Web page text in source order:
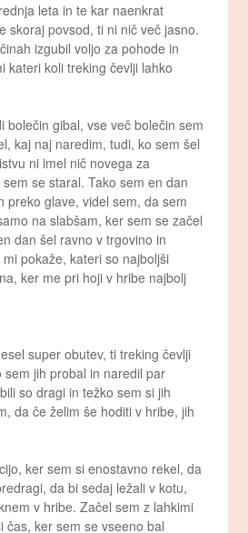
leta in te kar naenkrat
skoraj povsod, ti ni nič več jasno.
izgubil voljo za pohode in
kateri koli treking čevlji lahko
bolečin gibal, vse več bolečin sem
kaj naj naredim, tudi, ko sem šel
ni imel nič novega za
se staral. Tako sem en dan
preko glave, videl sem, da sem
na slabšam, ker sem se začel
dan šel ravno v trgovino in
pokaže, kateri so najboljši
ker me pri hoji v hribe najbolj
super obutev, ti treking čevlji
sem jih probal in naredil par
so dragi in težko sem si jih
da če želim še hoditi v hribe, jih
ker sem si enostavno rekel, da
da bi sedaj ležali v kotu,
v hribe. Začel sem z lahkimi
čas, ker sem se vseeno bal